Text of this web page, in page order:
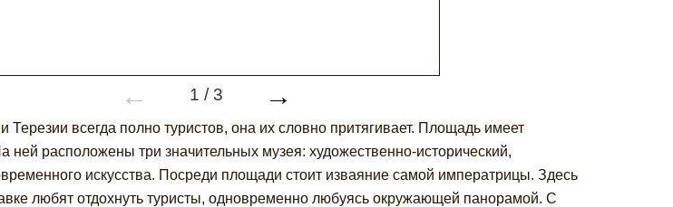
← 1 /3 →
всегда полно туристов, она их словно притягивает. Площадь имеет
расположены три значительных музея: художественно-исторический,
искусства. Посреди площади стоит изваяние самой императрицы. Здесь
любят отдохнуть туристы, одновременно любуясь окружающей панорамой. С